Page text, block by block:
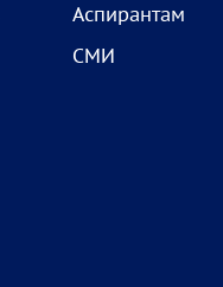
Аспирантам
СМИ